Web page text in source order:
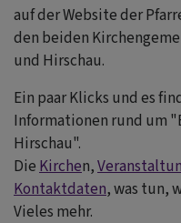
auf der Website der
den beiden
und Hirschau.
Ein paar Klicks und es
Informationen rund um
Hirschau".
Die Kirchen,
Kontaktdaten, was tun,
Vieles mehr.